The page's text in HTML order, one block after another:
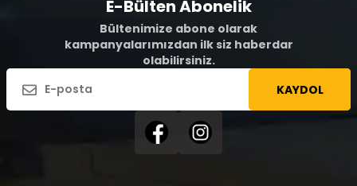
E-Bülten Abonelik
Bültenimize abone olarak
kampanyalarımızdan ilk siz haberdar
olabilirsiniz.
KAYDOL